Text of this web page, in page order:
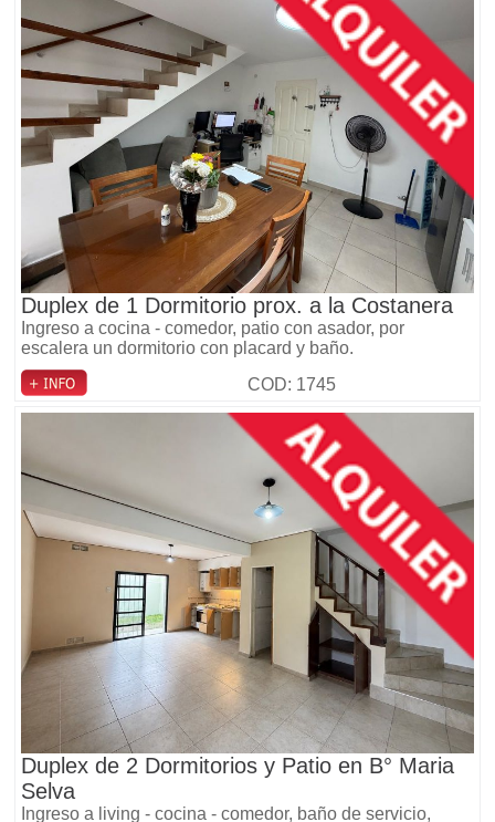
Duplex de 1 Dormitorio prox. a la Costanera
Ingreso a cocina - comedor, patio con asador, por
escalera un dormitorio con placard y baño.
COD: 1745
Duplex de 2 Dormitorios y Patio en B° Maria
Selva
Ingreso a living - cocina - comedor, baño de servicio,